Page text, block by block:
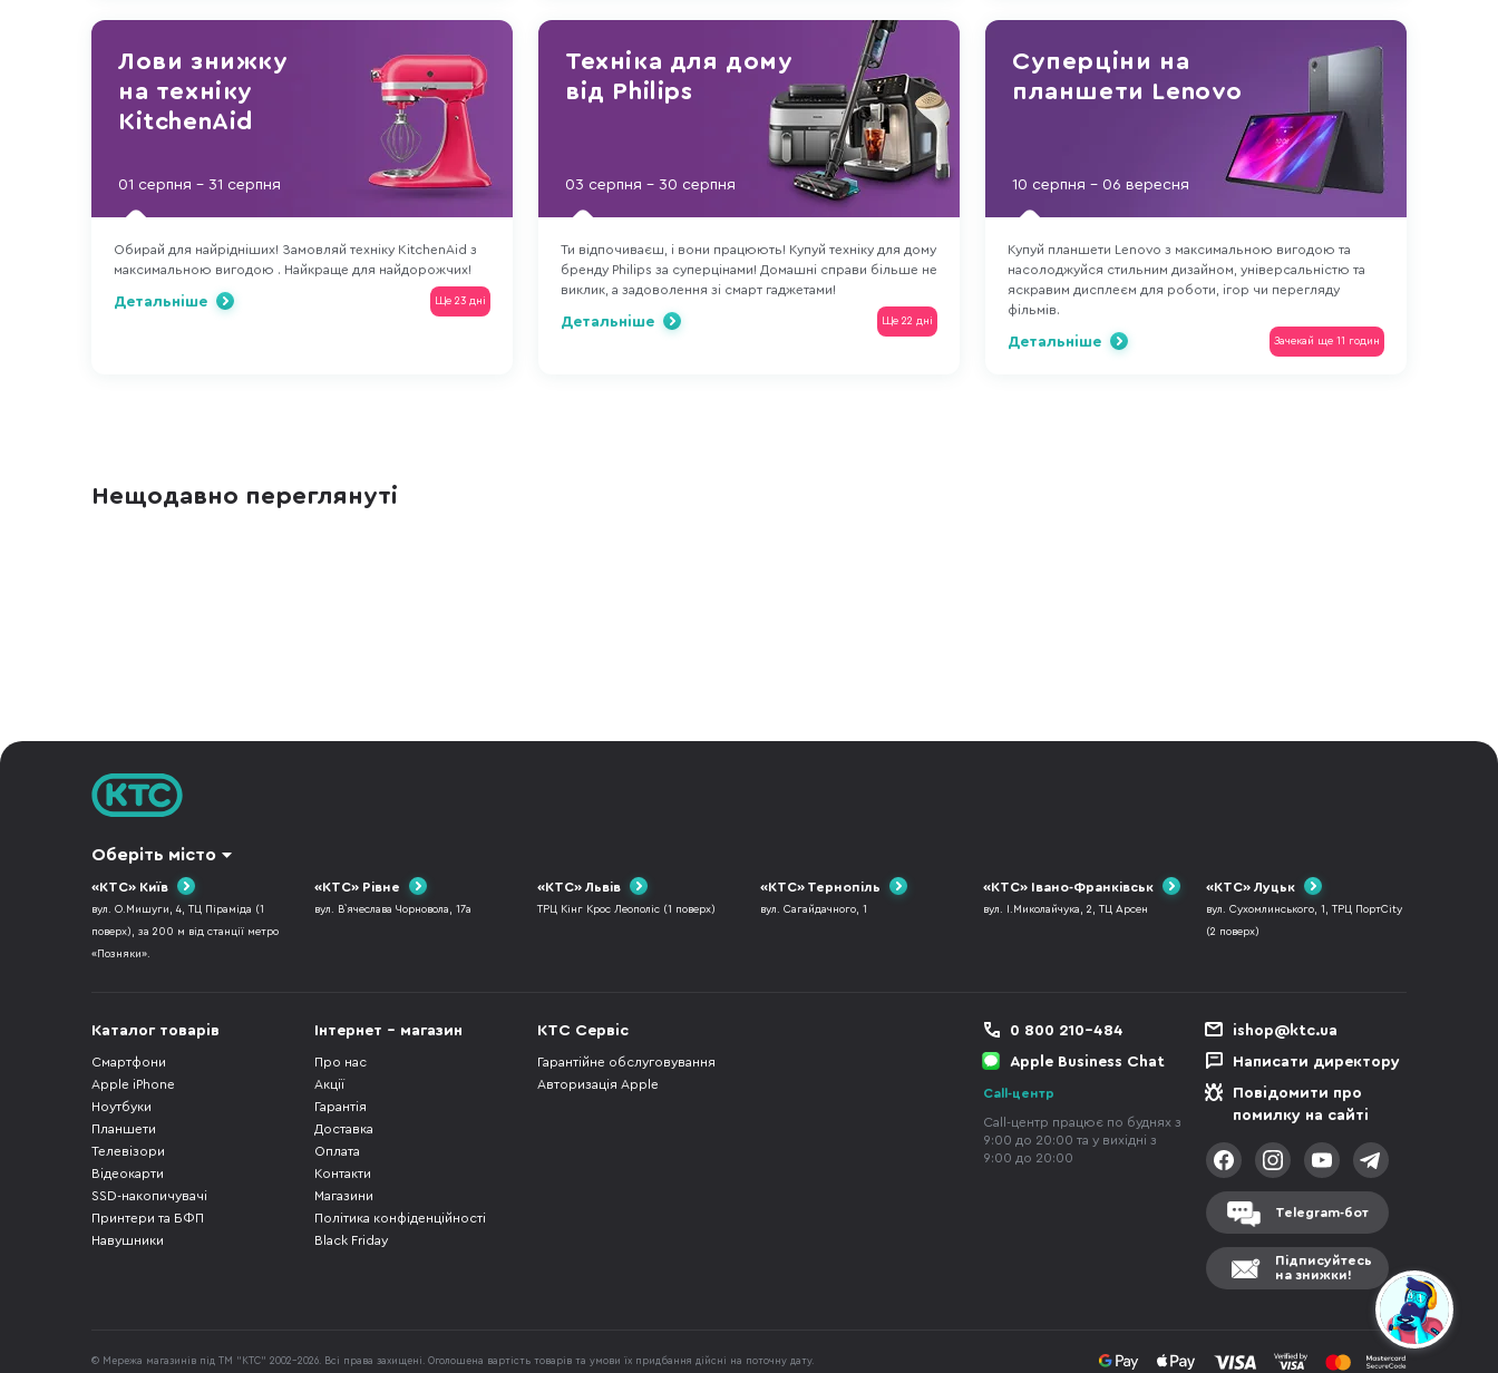
Лови знижку
на техніку
KitchenAid
01 серпня - 31 серпня
Обирай для найрідніших! Замовляй техніку KitchenAid з
максимальною вигодою . Найкраще для найдорожчих!
Ще 23 дні
Детальніше
Техніка для дому
від Philips
03 серпня - 30 серпня
Ти відпочиваєш, і вони працюють! Купуй техніку для дому
бренду Philips за суперцінами! Домашні справи більше не
виклик, а задоволення зі смарт гаджетами!
Ще 22 дні
Детальніше
Суперціни на
планшети Lenovo
10 серпня - 06 вересня
Купуй планшети Lenovo з максимальною вигодою та
насолоджуйся стильним дизайном, універсальністю та
яскравим дисплеєм для роботи, ігор чи перегляду
фільмів.
Зачекай ще 11 годин
Детальніше
Нещодавно переглянуті
Оберіть місто
«КТС» Київ
вул. О.Мишуги, 4, ТЦ Піраміда (1
поверх), за 200 м від станції метро
«Позняки».
«КТС» Рівне
вул. В`ячеслава Чорновола, 17а
«КТС» Львів
ТРЦ Кінг Крос Леополіс (1 поверх)
«КТС» Тернопіль
вул. Сагайдачного, 1
«КТС» Івано-Франківськ
вул. І.Миколайчука, 2, ТЦ Арсен
«КТС» Луцьк
вул. Сухомлинського, 1, ТРЦ ПортCity
(2 поверх)
Каталог товарів
Смартфони
Apple iPhone
Ноутбуки
Планшети
Телевізори
Відеокарти
SSD-накопичувачі
Принтери та БФП
Навушники
Інтернет - магазин
Про нас
Акції
Гарантія
Доставка
Оплата
Контакти
Магазини
Політика конфіденційності
Black Friday
КТС Сервіс
Гарантійне обслуговування
Авторизація Apple
0 800 210-484
Apple Business Chat
Call-центр
Call-центр працює по буднях з
9:00 до 20:00 та у вихідні з
9:00 до 20:00
ishop@ktc.ua
Написати директору
Повідомити про
помилку на сайті
Telegram-бот
Підписуйтесь
на знижки!
© Мережа магазинів під ТМ "КТС" 2002-2026. Всі права захищені. Оголошена вартість товарів та умови їх придбання дійсні на поточну дату.